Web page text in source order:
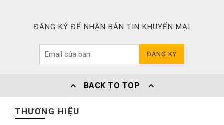
ĐĂNG KÝ ĐỂ NHẬN BẢN TIN KHUYẾN MẠI
ĐĂNG KÝ
BACK TO TOP
THƯƠNG HIỆU